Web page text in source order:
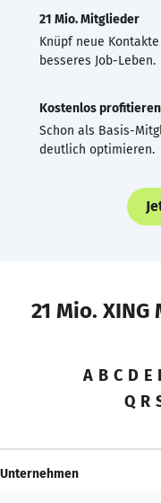
21 Mio. Mitglieder
Knüpf neue
besseres Job-Leben.
Kostenlos profitieren
Schon als Basis-
deutlich optimieren.
21 Mio.
A B C D E
Q R
Unternehmen